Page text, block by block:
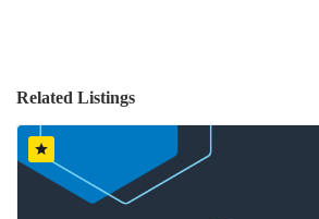
Related Listings